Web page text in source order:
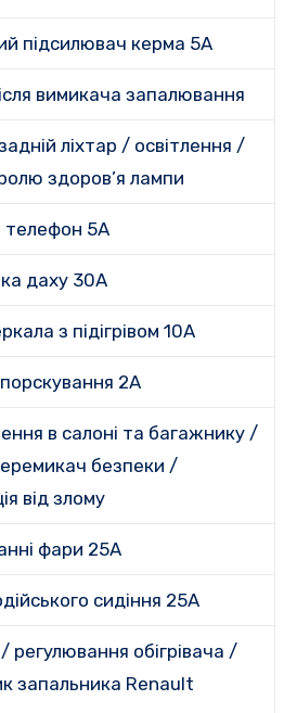
підсилювач керма 5A
вимикача запалювання
ліхтар / освітлення /
здоров’я лампи
телефон 5A
даху 30A
з підігрівом 10А
2A
в салоні та багажнику /
безпеки /
від злому
фари 25A
сидіння 25A
регулювання обігрівача /
запальника Renault